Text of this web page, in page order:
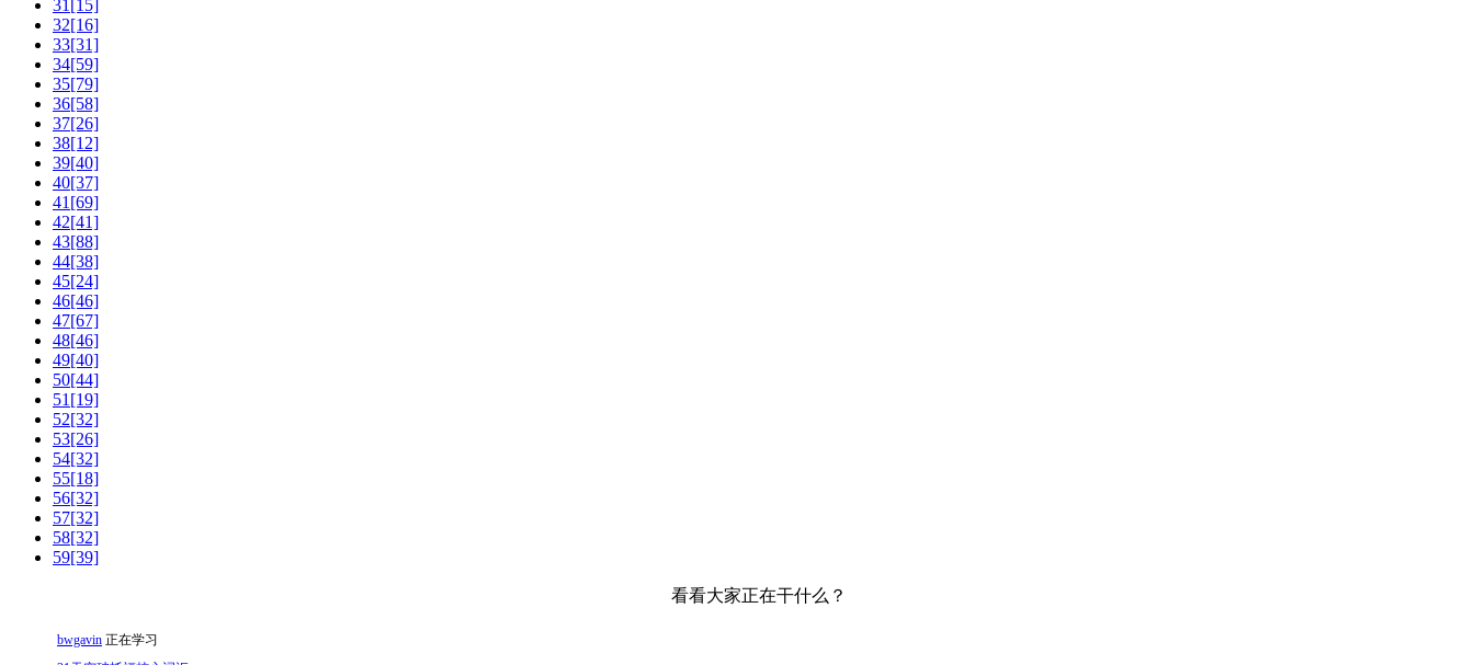
31[15]
32[16]
33[31]
34[59]
35[79]
36[58]
37[26]
38[12]
39[40]
40[37]
41[69]
42[41]
43[88]
44[38]
45[24]
46[46]
47[67]
48[46]
49[40]
50[44]
51[19]
52[32]
53[26]
54[32]
55[18]
56[32]
57[32]
58[32]
59[39]
看看大家正在干什么？
bwgavin 正在学习